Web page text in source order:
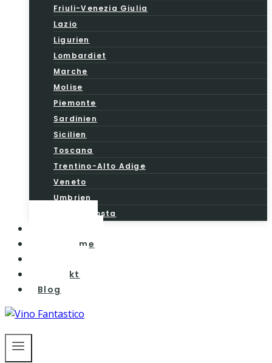
Friuli-Venezia Giulia
Lazio
Ligurien
Lombardiet
Marche
Molise
Piemonte
Sardinien
Sicilien
Toscana
Trentino-Alto Adige
Veneto
Umbrien
Valle d’Aosta
Vinturisme
Kontakt
Blog